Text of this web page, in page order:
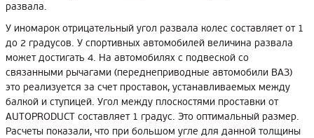
развала.
У иномарок отрицательный угол развала колес составляет от 1
до 2 градусов. У спортивных автомобилей величина развала
может достигать 4. На автомобилях с подвеской со
связанными рычагами (переднеприводные автомобили ВАЗ)
это реализуется за счет проставок, устанавливаемых между
балкой и ступицей. Угол между плоскостями проставки от
AUTOPRODUCT составляет 1 градус. Это оптимальный размер.
Расчеты показали, что при большом угле для данной толщины